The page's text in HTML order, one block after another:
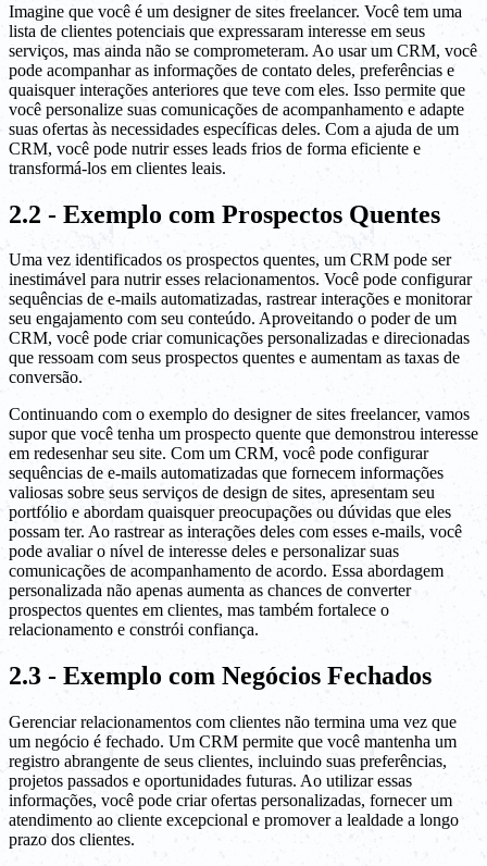
Imagine que você é um designer de sites freelancer. Você tem uma
lista de clientes potenciais que expressaram interesse em seus
serviços, mas ainda não se comprometeram. Ao usar um CRM, você
pode acompanhar as informações de contato deles, preferências e
quaisquer interações anteriores que teve com eles. Isso permite que
você personalize suas comunicações de acompanhamento e adapte
suas ofertas às necessidades específicas deles. Com a ajuda de um
CRM, você pode nutrir esses leads frios de forma eficiente e
transformá-los em clientes leais.
2.2 - Exemplo com Prospectos Quentes
Uma vez identificados os prospectos quentes, um CRM pode ser
inestimável para nutrir esses relacionamentos. Você pode configurar
sequências de e-mails automatizadas, rastrear interações e monitorar
seu engajamento com seu conteúdo. Aproveitando o poder de um
CRM, você pode criar comunicações personalizadas e direcionadas
que ressoam com seus prospectos quentes e aumentam as taxas de
conversão.
Continuando com o exemplo do designer de sites freelancer, vamos
supor que você tenha um prospecto quente que demonstrou interesse
em redesenhar seu site. Com um CRM, você pode configurar
sequências de e-mails automatizadas que fornecem informações
valiosas sobre seus serviços de design de sites, apresentam seu
portfólio e abordam quaisquer preocupações ou dúvidas que eles
possam ter. Ao rastrear as interações deles com esses e-mails, você
pode avaliar o nível de interesse deles e personalizar suas
comunicações de acompanhamento de acordo. Essa abordagem
personalizada não apenas aumenta as chances de converter
prospectos quentes em clientes, mas também fortalece o
relacionamento e constrói confiança.
2.3 - Exemplo com Negócios Fechados
Gerenciar relacionamentos com clientes não termina uma vez que
um negócio é fechado. Um CRM permite que você mantenha um
registro abrangente de seus clientes, incluindo suas preferências,
projetos passados e oportunidades futuras. Ao utilizar essas
informações, você pode criar ofertas personalizadas, fornecer um
atendimento ao cliente excepcional e promover a lealdade a longo
prazo dos clientes.